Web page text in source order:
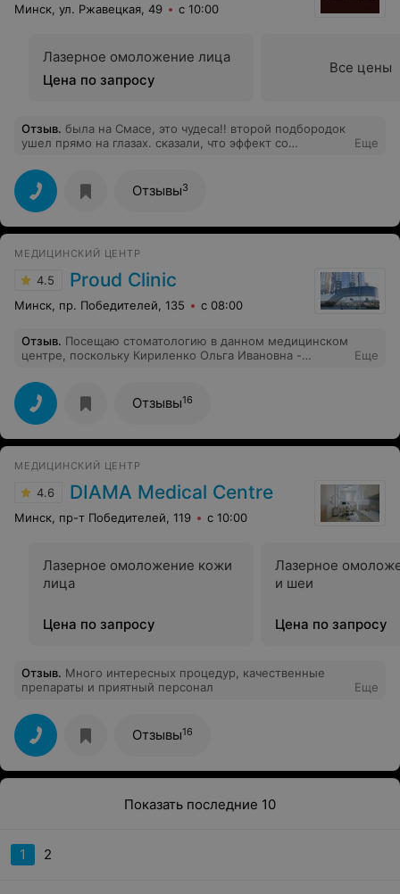
Минск, ул. Ржавецкая, 49 с 10:00
Лазерное омоложение лица
Цена по запросу
Все цены
Отзыв. была на Смасе, это чудеса!! второй подбородок
ушел прямо на глазах. сказали, что эффект со
живота к следующему отпуску)))
Еще
Отзывы3
МЕДИЦИНСКИЙ ЦЕНТР
4.5 Proud Clinic
Минск, пр. Победителей, 135 с 08:00
Отзыв. Посещаю стоматологию в данном медицинском
центре, поскольку Кириленко Ольга Ивановна -
бережно, с подробными консультациями. Да и в
целом, отличный медицинский центр - чисто,
приветливый персонал, внятно работающая онлайн-
запись.
Еще
Отзывы16
МЕДИЦИНСКИЙ ЦЕНТР
4.6 DIAMA Medical Centre
Минск, пр-т Победителей, 119 с 10:00
Лазерное омоложение кожи
лица
Цена по запросу
Лазерное
и шеи
Цена по запросу
Отзыв. Много интересных процедур, качественные
препараты и приятный персонал
Еще
Отзывы16
Показать последние 10
1 2